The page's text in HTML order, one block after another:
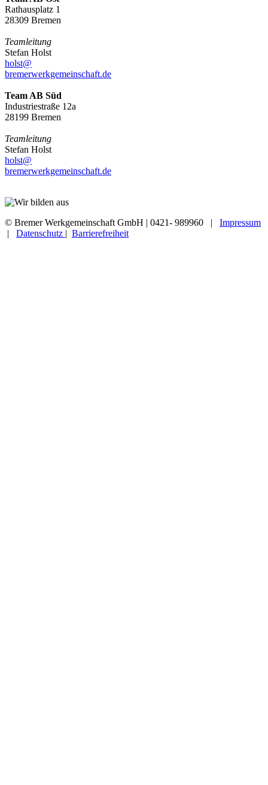
Rathausplatz 1
28309 Bremen
Teamleitung
Stefan Holst
holst@
bremerwerkgemeinschaft.de
Team AB Süd
Industriestraße 12a
28199 Bremen
Teamleitung
Stefan Holst
holst@
bremerwerkgemeinschaft.de
© Bremer Werkgemeinschaft GmbH | 0421- 989960 | Impressum
| Datenschutz | Barrierefreiheit